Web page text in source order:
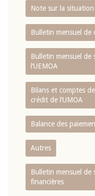
Note sur la
Bulletin mensuel
Bulletin mensuel de
l‘UEMOA
Bilans et comptes
crédit de l‘UMOA
Balance des
Autres
Bulletin mensuel de
financières